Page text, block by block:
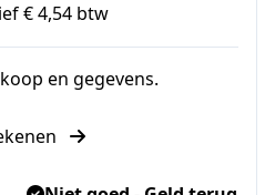
€ 4,54 btw
en gegevens.